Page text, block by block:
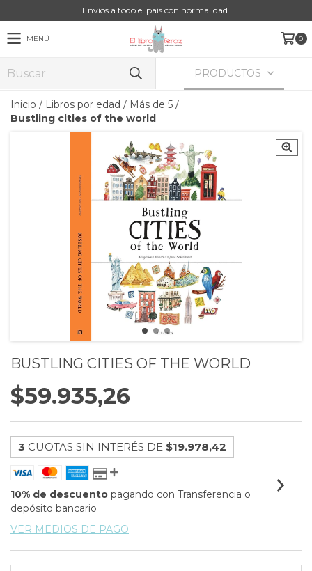
Envíos a todo el país con normalidad.
MENÚ 0
PRODUCTOS
Inicio / Libros por edad / Más de 5 /
Bustling cities of the world
BUSTLING CITIES OF THE WORLD
$59.935,26
3 CUOTAS SIN INTERÉS DE $19.978,42
10% de descuento pagando con Transferencia o
depósito bancario
VER MEDIOS DE PAGO